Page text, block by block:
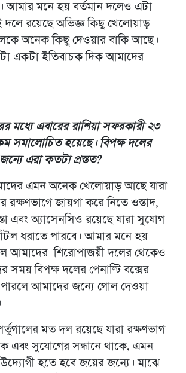
আমার মনে হয় বর্তমান দলেও এটা
দলে রয়েছে অভিজ্ঞ কিছু খেলোয়াড়
অনেক কিছু দেওয়ার বাকি আছে।
একটা ইতিবাচক দিক আমাদের
মধ্যে এবারের রাশিয়া সফরকারী ২৩
সমালোচিত হয়েছে। বিপক্ষ দলের
এরা কতটা প্রস্তত?
এমন অনেক খেলোয়াড় আছে যারা
রক্ষণভাগে জায়গা করে নিতে ওস্তাদ,
এবং অ্যাসেনসিও রয়েছে যারা সুযোগ
ধরাতে পারবে। আমার মনে হয়
আমাদের শিরোপাজয়ী দলের থেকেও
সময় বিপক্ষ দলের পেনাল্টি বক্সের
পারলে আমাদের জন্যে গোল দেওয়া
মত দল রয়েছে যারা রক্ষণভাগ
এবং সুযোগের সন্ধানে থাকে, এমন
উদ্যোগী হতে হবে জয়ের জন্যে। মাঝে